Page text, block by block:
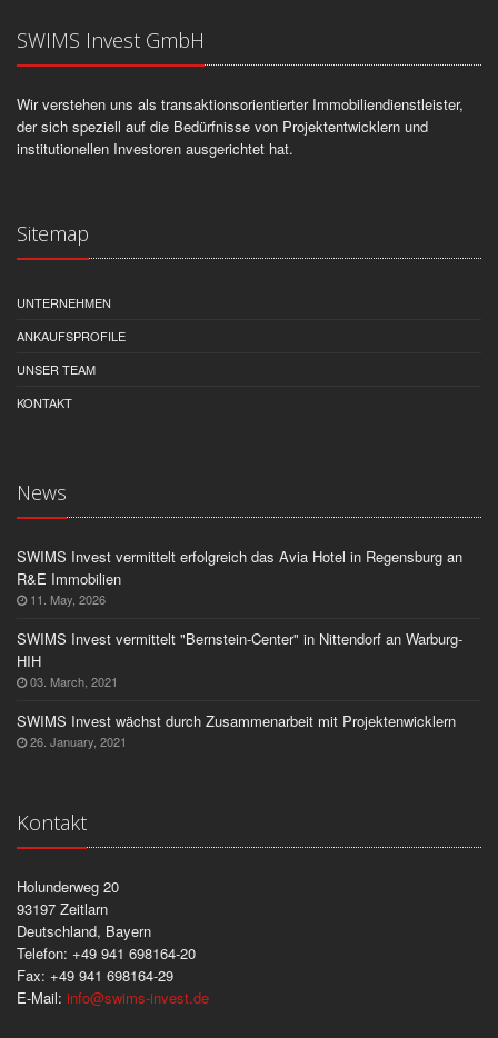
SWIMS Invest GmbH
Wir verstehen uns als transaktionsorientierter Immobiliendienstleister,
der sich speziell auf die Bedürfnisse von Projektentwicklern und
institutionellen Investoren ausgerichtet hat.
Sitemap
UNTERNEHMEN
ANKAUFSPROFILE
UNSER TEAM
KONTAKT
News
SWIMS Invest vermittelt erfolgreich das Avia Hotel in Regensburg an
R&E Immobilien
11. May, 2026
SWIMS Invest vermittelt "Bernstein-Center" in Nittendorf an Warburg-
HIH
03. March, 2021
SWIMS Invest wächst durch Zusammenarbeit mit Projektenwicklern
26. January, 2021
Kontakt
Holunderweg 20
93197 Zeitlarn
Deutschland, Bayern
Telefon: +49 941 698164-20
Fax: +49 941 698164-29
E-Mail: info@swims-invest.de